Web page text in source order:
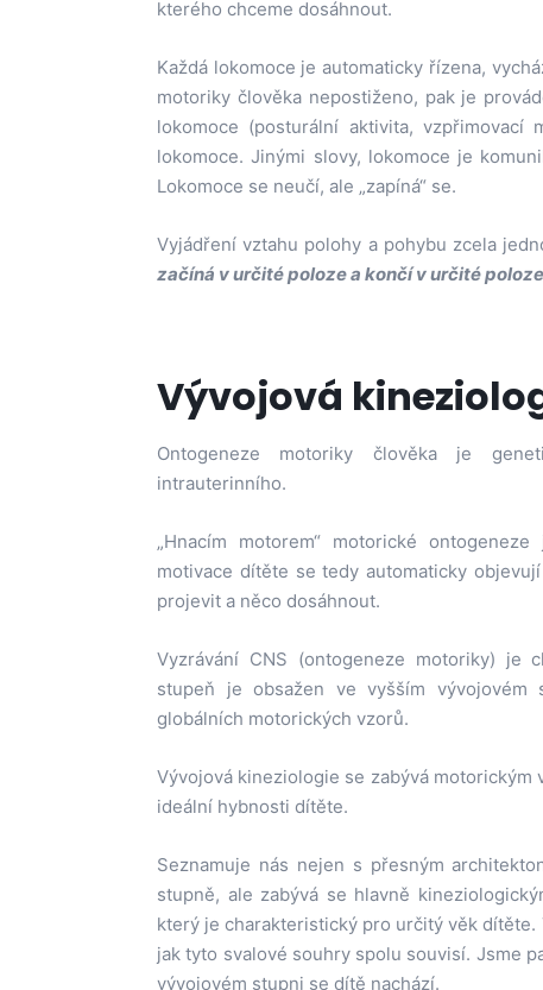
kterého chceme dosáhnout.
Každá lokomoce je automaticky řízena,
motoriky člověka nepostiženo, pak je
lokomoce (posturální aktivita, vzpřimovací
lokomoce. Jinými slovy, lokomoce je
Lokomoce se neučí, ale „zapíná“ se.
Vyjádření vztahu polohy a pohybu zcela
začíná v určité poloze a končí v určité
Vývojová
Ontogeneze motoriky člověka je
intrauterinního.
„Hnacím motorem“ motorické
motivace dítěte se tedy automaticky
projevit a něco dosáhnout.
Vyzrávání CNS (ontogeneze motoriky) je
stupeň je obsažen ve vyšším vývojovém
globálních motorických vzorů.
Vývojová kineziologie se zabývá motorickým
ideální hybnosti dítěte.
Seznamuje nás nejen s přesným
stupně, ale zabývá se hlavně
který je charakteristický pro určitý věk
jak tyto svalové souhry spolu souvisí. Jsme
vývojovém stupni se dítě nachází.